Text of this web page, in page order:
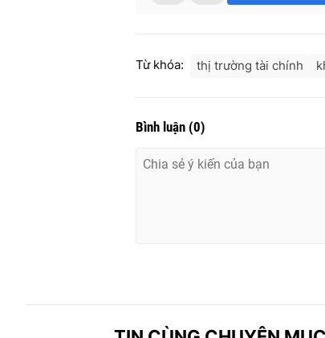
Từ khóa: thị trường tài chính
Bình luận (0)